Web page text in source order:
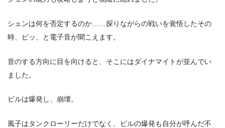
シェンは何を否定するのか……探りながらの戦いを覚悟したその
時、ピッ、と電子音が聞こえます。
音のする方向に目を向けると、そこにはダイナマイトが並んでい
ました。
ビルは爆発し、崩壊。
風子はタンクローリーだけでなく、ビルの爆発も自分が呼んだ不